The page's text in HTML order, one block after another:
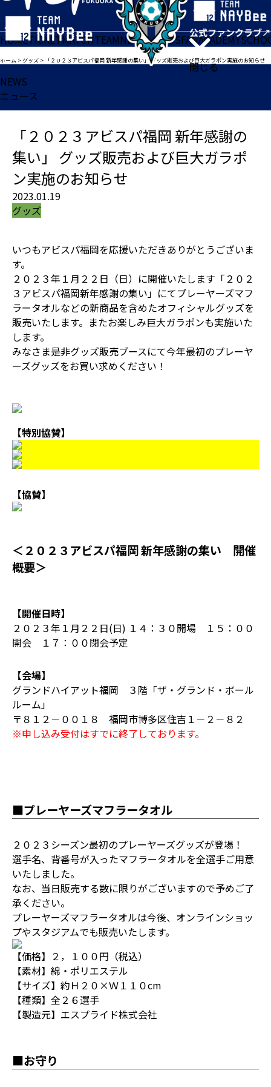
閉じる
HOMETICKETMATCHTEAMNEWSGOODSFANACADEMY
ホーム >グッズ > 「２０２３アビスパ福岡 新年感謝の集い」 グッズ販売および巨大ガラポン実施のお知らせ
NEWS
ニュース
「２０２３アビスパ福岡 新年感謝の
集い」 グッズ販売および巨大ガラポ
ン実施のお知らせ
2023.01.19
グッズ
いつもアビスパ福岡を応援いただきありがとうございま
す。
２０２３年１月２２日（日）に開催いたします「２０２
３アビスパ福岡新年感謝の集い」にてプレーヤーズマフ
ラータオルなどの新商品を含めたオフィシャルグッズを
販売いたします。またお楽しみ巨大ガラポンも実施いた
します。
みなさま是非グッズ販売ブースにて今年最初のプレーヤ
ーズグッズをお買い求めください！
【特別協賛】
【協賛】
＜２０２３アビスパ福岡 新年感謝の集い 開催
概要＞
【開催日時】
２０２３年１月２２日(日) １４：３０開場 １５：００
開会 １７：００閉会予定
【会場】
グランドハイアット福岡 ３階「ザ・グランド・ボール
ルーム」
〒８１２－００１８ 福岡市博多区住吉１－２－８２
※申し込み受付はすでに終了しております。
■プレーヤーズマフラータオル
２０２３シーズン最初のプレーヤーズグッズが登場！
選手名、背番号が入ったマフラータオルを全選手ご用意
いたしました。
なお、当日販売する数に限りがございますので予めご了
承ください。
プレーヤーズマフラータオルは今後、オンラインショッ
プやスタジアムでも販売いたします。
【価格】２，１００円（税込）
【素材】綿・ポリエステル
【サイズ】約Ｈ２０×Ｗ１１０cm
【種類】全２６選手
【製造元】エスプライド株式会社
■お守り